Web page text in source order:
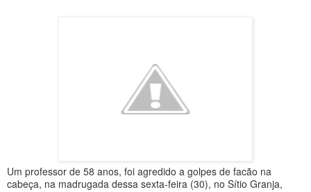
Um professor de 58 anos, foi agredido a golpes de facão na
cabeça, na madrugada dessa sexta-feira (30), no Sítio Granja,